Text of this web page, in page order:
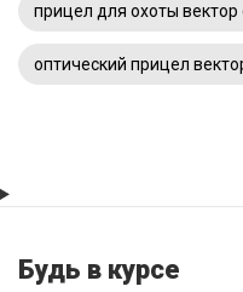
прицел для охоты вектор
оптический прицел
Будь в курсе